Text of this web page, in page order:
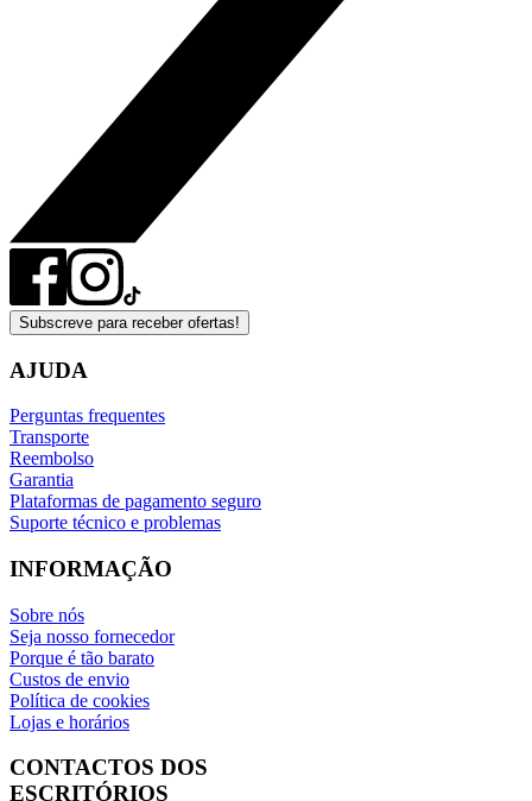
Subscreve para receber ofertas!
AJUDA
Perguntas frequentes
Transporte
Reembolso
Garantia
Plataformas de pagamento seguro
Suporte técnico e problemas
INFORMAÇÃO
Sobre nós
Seja nosso fornecedor
Porque é tão barato
Custos de envio
Política de cookies
Lojas e horários
CONTACTOS DOS
ESCRITÓRIOS